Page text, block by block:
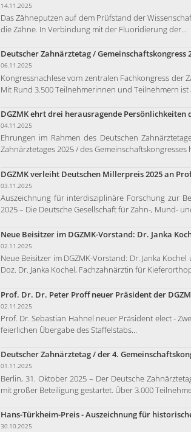
14.11.2025
Das Zähneputzen auf dem Prüfstand der
die Zähne. In Verbindung mit der Fluoridierung der...
Deutscher Zahnärztetag / Gemeinschaftskongress
06.11.2025
Kongressnachlese vom zentralen Fachkongress der
Mit Rund 3.500 Teilnehmerinnen und Teilnehmern ist
DGZMK ehrt drei herausragende Persönlichkeiten
04.11.2025
Ehrungen im Rahmen des Deutschen
Zahnärztetages 2025 / des Gemeinschaftskongresses
DGZMK verleiht Deutschen Millerpreis 2025 an
03.11.2025
Auszeichnung für interdisziplinäre Forschung zur
2025 – Die Deutsche Gesellschaft für Zahn-, Mund-
Neue Beisitzer im DGZMK-Vorstand: Dr. Janka
02.11.2025
Neue Beisitzer im DGZMK-Vorstand: Dr. Janka
Doz. Dr. Janka Kochel, Fachzahnärztin für
Prof. Dr. Dr. Peter Proff neuer Präsident der
02.11.2025
Prof. Dr. Sebastian Hahnel neuer Präsident elect -
feierlichen Übergabe des Staffelstabs...
Deutscher Zahnärztetag / der 4.
01.11.2025
Berlin, 31. Oktober 2025 – Der Deutsche
mit großer Beteiligung gestartet. Über 3.000
Hans-Türkheim-Preis - Auszeichnung für
30.10.2025